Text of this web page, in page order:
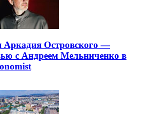
Аркадия Островского —
с Андреем Мельниченко в